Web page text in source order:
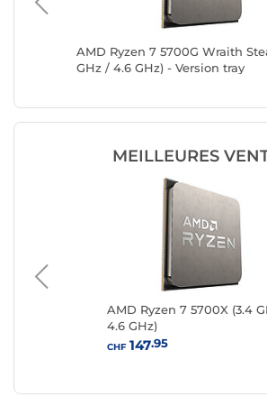
AMD Ryzen 7 5700G Wraith
GHz / 4.6 GHz) - Version tray
MEILLEURES
AMD Ryzen 7 5700X (3.4
4.6 GHz)
CHF147.95